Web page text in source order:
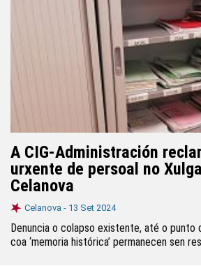
A CIG-Administración
urxente de persoal no
Celanova
Celanova - 13 Set 2024
Denuncia o colapso existente, até o punto
coa ‘memoria histórica’ permanecen sen